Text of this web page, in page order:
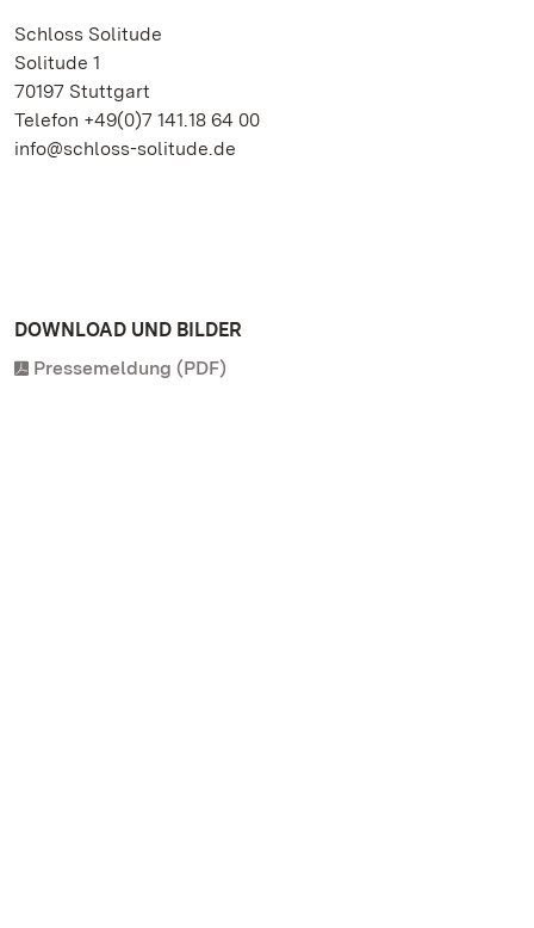
Schloss Solitude
Solitude 1
70197 Stuttgart
Telefon +49(0)7 141.18 64 00
info@schloss-solitude.de
DOWNLOAD UND BILDER
Pressemeldung (PDF)